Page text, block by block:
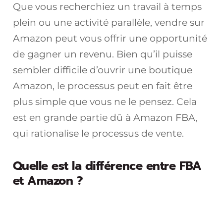
Que vous recherchiez un travail à temps
plein ou une activité parallèle, vendre sur
Amazon peut vous offrir une opportunité
de gagner un revenu. Bien qu’il puisse
sembler difficile d’ouvrir une boutique
Amazon, le processus peut en fait être
plus simple que vous ne le pensez. Cela
est en grande partie dû à Amazon FBA,
qui rationalise le processus de vente.
Quelle est la différence entre FBA
et Amazon ?